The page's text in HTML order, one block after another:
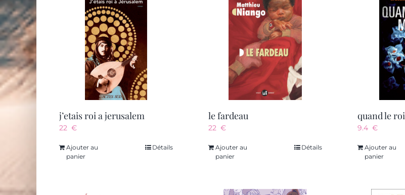
j’etais roi a jerusalem
22 €
Ajouter au
panier
Détails
le fardeau
22 €
Ajouter au
panier
Détails
9.4 €
Ajouter au
panier